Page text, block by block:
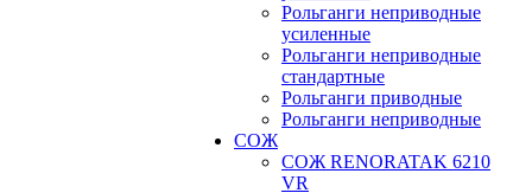
Рольганги неприводные
усиленные
Рольганги неприводные
стандартные
Рольганги приводные
Рольганги неприводные
СОЖ
СОЖ RENORATAK 6210
VR